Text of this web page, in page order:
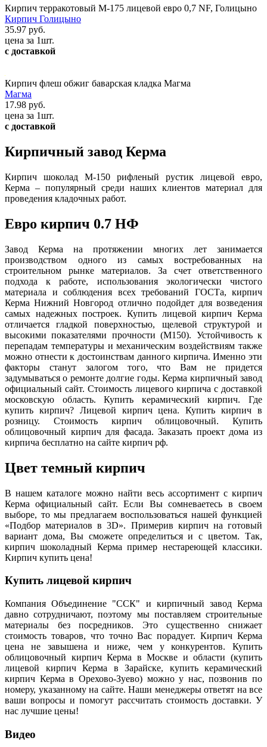
Кирпич терракотовый М-175 лицевой евро 0,7 NF, Голицыно
Кирпич Голицыно
35.97 руб.
цена за 1шт.
с доставкой
Кирпич флеш обжиг баварская кладка Магма
Магма
17.98 руб.
цена за 1шт.
с доставкой
Кирпичный завод Керма
Кирпич шоколад М-150 рифленый рустик лицевой евро,
Керма – популярный среди наших клиентов материал для
проведения кладочных работ.
Евро кирпич 0.7 НФ
Завод Керма на протяжении многих лет занимается
производством одного из самых востребованных на
строительном рынке материалов. За счет ответственного
подхода к работе, использования экологически чистого
материала и соблюдения всех требований ГОСТа, кирпич
Керма Нижний Новгород отлично подойдет для возведения
самых надежных построек. Купить лицевой кирпич Керма
отличается гладкой поверхностью, щелевой структурой и
высокими показателями прочности (М150). Устойчивость к
перепадам температуры и механическим воздействиям также
можно отнести к достоинствам данного кирпича. Именно эти
факторы станут залогом того, что Вам не придется
задумываться о ремонте долгие годы. Керма кирпичный завод
официальный сайт. Стоимость лицевого кирпича с доставкой
московскую область. Купить керамический кирпич. Где
купить кирпич? Лицевой кирпич цена. Купить кирпич в
розницу. Стоимость кирпич облицовочный. Купить
облицовочный кирпич для фасада. Заказать проект дома из
кирпича бесплатно на сайте кирпич рф.
Цвет темный кирпич
В нашем каталоге можно найти весь ассортимент с кирпич
Керма официальный сайт. Если Вы сомневаетесь в своем
выборе, то мы предлагаем воспользоваться нашей функцией
«Подбор материалов в 3D». Примерив кирпич на готовый
вариант дома, Вы сможете определиться и с цветом. Так,
кирпич шоколадный Керма пример нестареющей классики.
Кирпич купить цена!
Купить лицевой кирпич
Компания Объединение "ССК" и кирпичный завод Керма
давно сотрудничают, поэтому мы поставляем строительные
материалы без посредников. Это существенно снижает
стоимость товаров, что точно Вас порадует. Кирпич Керма
цена не завышена и ниже, чем у конкурентов. Купить
облицовочный кирпич Керма в Москве и области (купить
лицевой кирпич Керма в Зарайске, купить керамический
кирпич Керма в Орехово-Зуево) можно у нас, позвонив по
номеру, указанному на сайте. Наши менеджеры ответят на все
ваши вопросы и помогут рассчитать стоимость доставки. У
нас лучшие цены!
Видео